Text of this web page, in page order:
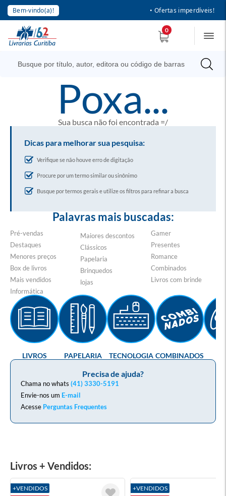
Bem-vindo(a)! • Ofertas imperdíveis!
0
poxa...
Sua busca não foi encontrada =/
Dicas para melhorar sua pesquisa:
Verifique se não houve erro de digitação
Procure por um termo similar ou sinônimo
Busque por termos gerais e utilize os filtros para refinar a busca
Palavras mais buscadas:
Pré-vendas
Destaques
Menores preços
Box de livros
Mais vendidos
Informática
Maiores descontos
Clássicos
Papelaria
Brinquedos
lojas
Gamer
Presentes
Romance
Combinados
Livros com brinde
Precisa de ajuda?
Chama no whats (41) 3330-5191
Envie-nos um E-mail
Acesse Perguntas Frequentes
LIVROS PAPELARIA TECNOLOGIA COMBINADOS
Livros + Vendidos:
+VENDIDOS
+VENDIDOS